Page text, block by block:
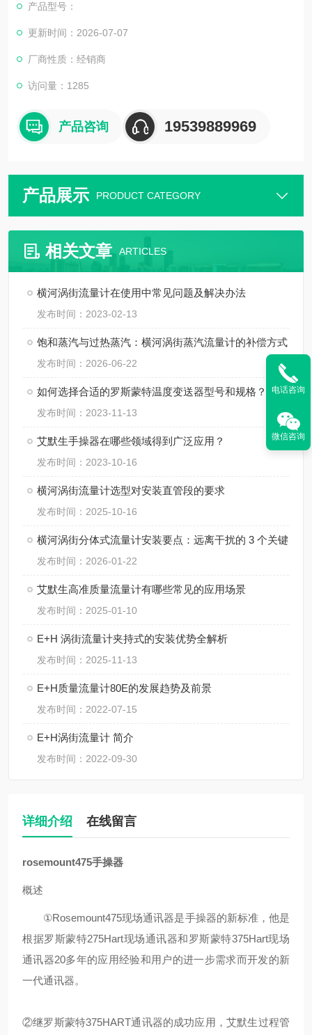
通讯协议，并具有通用、可靠、便携、本安、易于升级等特点。
这些特点将迅速使罗斯蒙特475手操器成为新的标准。
产品型号：
更新时间：2026-07-07
厂商性质：经销商
访问量：1285
产品咨询 19539889969
产品展示 PRODUCT CATEGORY
相关文章 ARTICLES
横河涡街流量计在使用中常见问题及解决办法
发布时间：2023-02-13
饱和蒸汽与过热蒸汽：横河涡街蒸汽流量计的补偿方式
发布时间：2026-06-22
如何选择合适的罗斯蒙特温度变送器型号和规格？
发布时间：2023-11-13
艾默生手操器在哪些领域得到广泛应用？
发布时间：2023-10-16
横河涡街流量计选型对安装直管段的要求
发布时间：2025-10-16
横河涡街分体式流量计安装要点：远离干扰的 3 个关键
发布时间：2026-01-22
艾默生高准质量流量计有哪些常见的应用场景
发布时间：2025-01-10
E+H 涡街流量计夹持式的安装优势全解析
发布时间：2025-11-13
E+H质量流量计80E的发展趋势及前景
发布时间：2022-07-15
E+H涡街流量计 简介
发布时间：2022-09-30
详细介绍 在线留言
rosemount475手操器
概述
①Rosemount475现场通讯器是手操器的新标准，他是
根据罗斯蒙特275Hart现场通讯器和罗斯蒙特375Hart现场
通讯器20多年的应用经验和用户的进一步需求而开发的新
一代通讯器。
②继罗斯蒙特375HART通讯器的成功应用，艾默生过程管
电话咨询
微信咨询